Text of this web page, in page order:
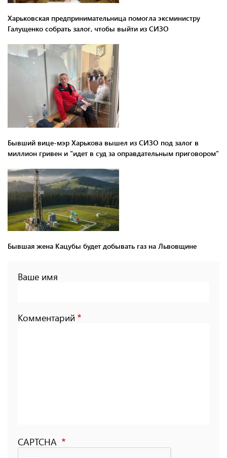
Харьковская предпринимательница помогла эксминистру
Галущенко собрать залог, чтобы выйти из СИЗО
Бывший вице-мэр Харькова вышел из СИЗО под залог в
миллион гривен и "идет в суд за оправдательным приговором"
Бывшая жена Кацубы будет добывать газ на Львовщине
Ваше имя
Комментарий
CAPTCHA